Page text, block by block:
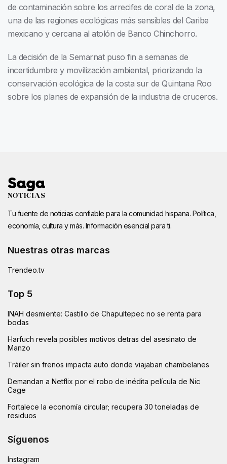
de contaminación sobre los arrecifes de coral de la zona,
una de las regiones ecológicas más sensibles del Caribe
mexicano y cercana al atolón de Banco Chinchorro.
La decisión de la Semarnat puso fin a semanas de
incertidumbre y movilización ambiental, priorizando la
conservación ecológica de la costa sur de Quintana Roo
sobre los planes de expansión de la industria de cruceros.
Tu fuente de noticias confiable para la comunidad hispana. Política,
economía, cultura y más. Información esencial para ti.
Nuestras otras marcas
Trendeo.tv
Top 5
INAH desmiente: Castillo de Chapultepec no se renta para
bodas
Harfuch revela posibles motivos detras del asesinato de
Manzo
Tráiler sin frenos impacta auto donde viajaban chambelanes
Demandan a Netflix por el robo de inédita película de Nic
Cage
Fortalece la economía circular; recupera 30 toneladas de
residuos
Síguenos
Instagram